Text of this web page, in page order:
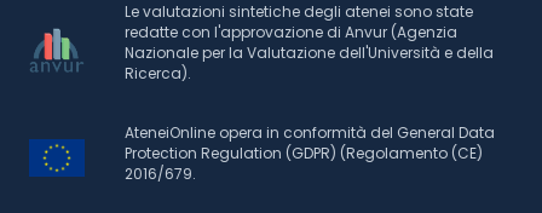
Le valutazioni sintetiche degli atenei sono state
redatte con l'approvazione di Anvur (Agenzia
Nazionale per la Valutazione dell'Università e della
Ricerca).
AteneiOnline opera in conformità del General Data
Protection Regulation (GDPR) (Regolamento (CE)
2016/679.